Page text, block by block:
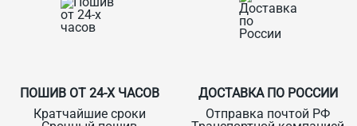
ПОШИВ ОТ 24-Х ЧАСОВ
Кратчайшие сроки
ДОСТАВКА ПО РОССИИ
Отправка почтой РФ